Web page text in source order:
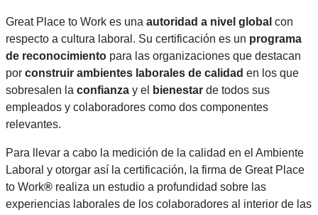
Great Place to Work es una autoridad a nivel global con
respecto a cultura laboral. Su certificación es un programa
de reconocimiento para las organizaciones que destacan
por construir ambientes laborales de calidad en los que
sobresalen la confianza y el bienestar de todos sus
empleados y colaboradores como dos componentes
relevantes.
Para llevar a cabo la medición de la calidad en el Ambiente
Laboral y otorgar así la certificación, la firma de Great Place
to Work® realiza un estudio a profundidad sobre las
experiencias laborales de los colaboradores al interior de las